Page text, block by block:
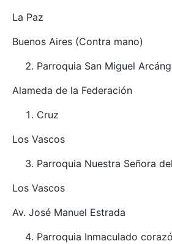
La Paz
Buenos Aires (Contra mano)
Parroquia San Miguel
Alameda de la Federación
Cruz
Los Vascos
Parroquia Nuestra Señora
Los Vascos
Av. José Manuel Estrada
Parroquia Inmaculado